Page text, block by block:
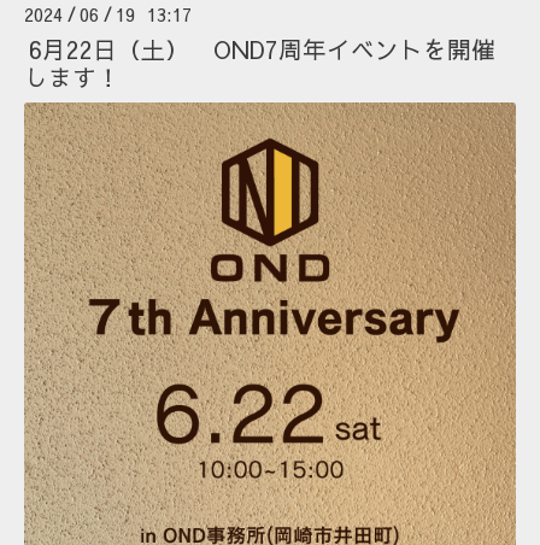
2024 /06 / 19 13:17
6月22日（土） OND7周年イベントを開催
します！